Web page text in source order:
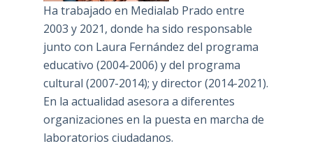
Ha trabajado en Medialab Prado entre
2003 y 2021, donde ha sido responsable
junto con Laura Fernández del programa
educativo (2004-2006) y del programa
cultural (2007-2014); y director (2014-2021).
En la actualidad asesora a diferentes
organizaciones en la puesta en marcha de
laboratorios ciudadanos.